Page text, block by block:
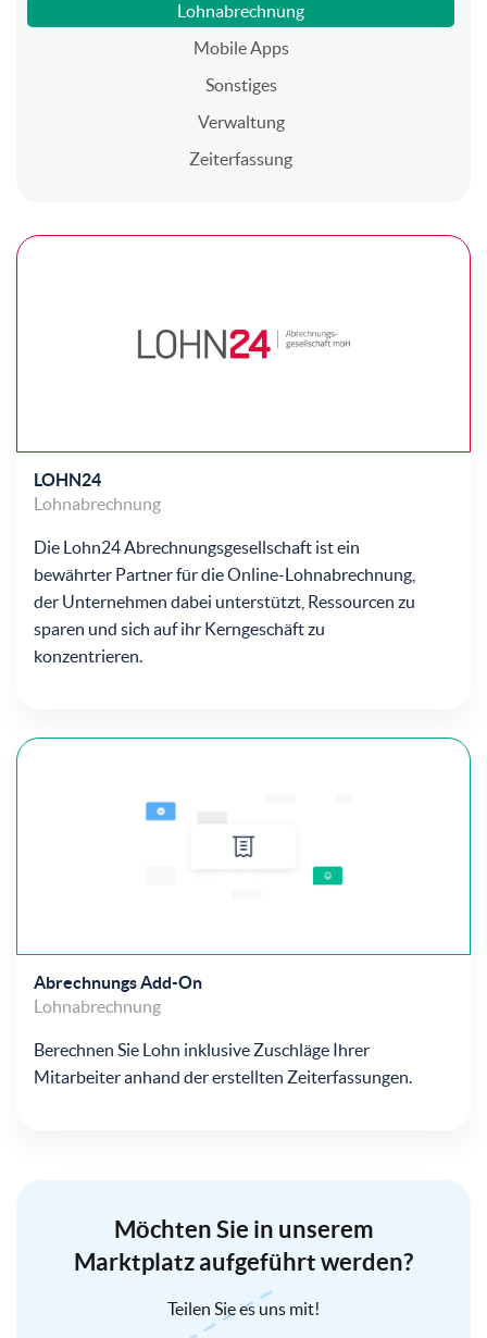
Lohnabrechnung
Mobile Apps
Sonstiges
Verwaltung
Zeiterfassung
LOHN24
Lohnabrechnung
Die Lohn24 Abrechnungsgesellschaft ist ein
bewährter Partner für die Online-Lohnabrechnung,
der Unternehmen dabei unterstützt, Ressourcen zu
sparen und sich auf ihr Kerngeschäft zu
konzentrieren.
Abrechnungs Add-On
Lohnabrechnung
Berechnen Sie Lohn inklusive Zuschläge Ihrer
Mitarbeiter anhand der erstellten Zeiterfassungen.
Möchten Sie in unserem
Marktplatz aufgeführt werden?
Teilen Sie es uns mit!